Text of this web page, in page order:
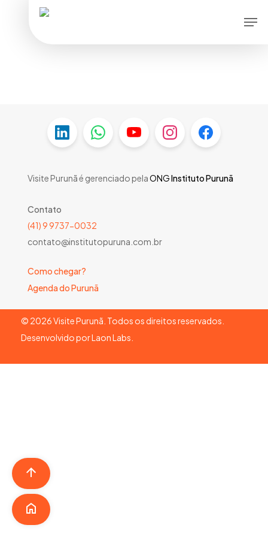
Visite Purunã é gerenciado pelaONGInstituto Purunã
Contato
(41) 9 9737-0032
contato@institutopuruna.com.br
Como chegar?
Agenda do Purunã
© 2026Visite Purunã. Todos os direitos reservados.
Desenvolvido porLaon Labs